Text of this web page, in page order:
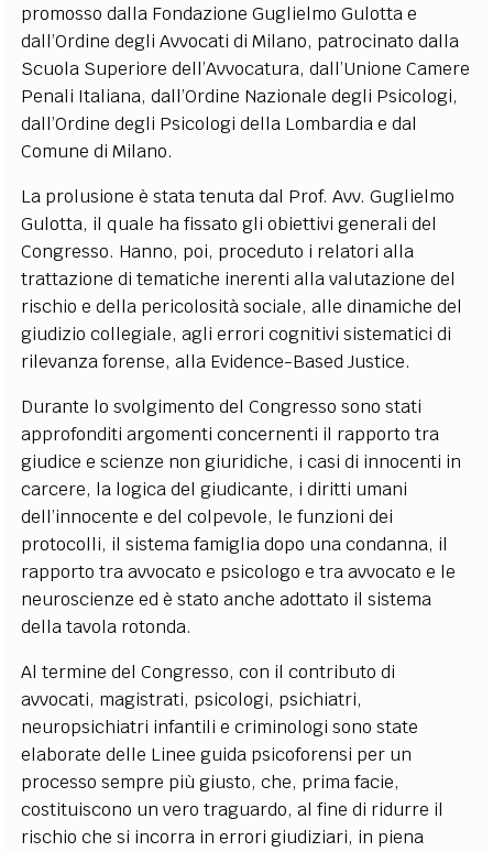
promosso dalla Fondazione Guglielmo Gulotta e
dall’Ordine degli Avvocati di Milano, patrocinato dalla
Scuola Superiore dell’Avvocatura, dall’Unione Camere
Penali Italiana, dall’Ordine Nazionale degli Psicologi,
dall’Ordine degli Psicologi della Lombardia e dal
Comune di Milano.
La prolusione è stata tenuta dal Prof. Avv. Guglielmo
Gulotta, il quale ha fissato gli obiettivi generali del
Congresso. Hanno, poi, proceduto i relatori alla
trattazione di tematiche inerenti alla valutazione del
rischio e della pericolosità sociale, alle dinamiche del
giudizio collegiale, agli errori cognitivi sistematici di
rilevanza forense, alla Evidence-Based Justice.
Durante lo svolgimento del Congresso sono stati
approfonditi argomenti concernenti il rapporto tra
giudice e scienze non giuridiche, i casi di innocenti in
carcere, la logica del giudicante, i diritti umani
dell’innocente e del colpevole, le funzioni dei
protocolli, il sistema famiglia dopo una condanna, il
rapporto tra avvocato e psicologo e tra avvocato e le
neuroscienze ed è stato anche adottato il sistema
della tavola rotonda.
Al termine del Congresso, con il contributo di
avvocati, magistrati, psicologi, psichiatri,
neuropsichiatri infantili e criminologi sono state
elaborate delle Linee guida psicoforensi per un
processo sempre più giusto, che, prima facie,
costituiscono un vero traguardo, al fine di ridurre il
rischio che si incorra in errori giudiziari, in piena